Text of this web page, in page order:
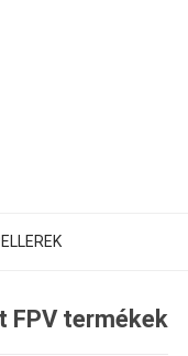
FPV termékek